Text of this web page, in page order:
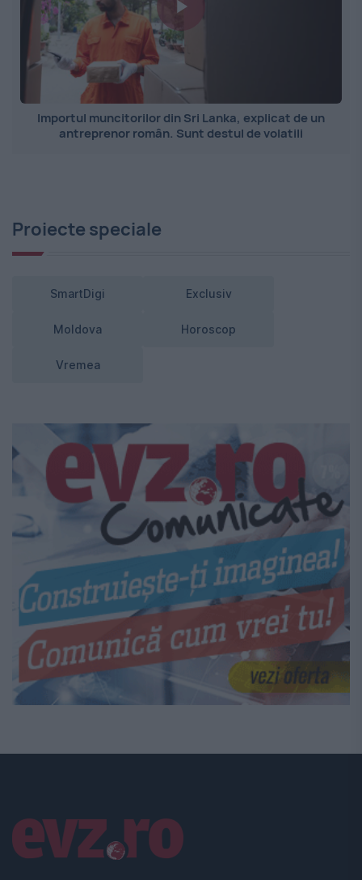
Importul muncitorilor din Sri Lanka, explicat de un
antreprenor român. Sunt destul de volatili
Proiecte speciale
SmartDigi Exclusiv
Moldova Horoscop
Vremea
Linkuri utile